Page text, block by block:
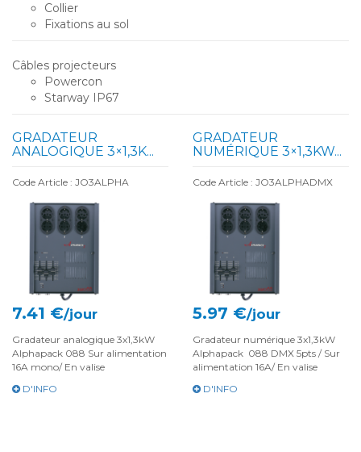
Collier
Fixations au sol
Câbles projecteurs
Powercon
Starway IP67
GRADATEUR
ANALOGIQUE 3×1,3K...
Code Article : JO3ALPHA
7.41 €/jour
Gradateur analogique 3x1,3kW
Alphapack 088 Sur alimentation
16A mono/ En valise
D'INFO
GRADATEUR
NUMÉRIQUE 3×1,3KW...
Code Article : JO3ALPHADMX
5.97 €/jour
Gradateur numérique 3x1,3kW
Alphapack 088 DMX 5pts / Sur
alimentation 16A/ En valise
D'INFO